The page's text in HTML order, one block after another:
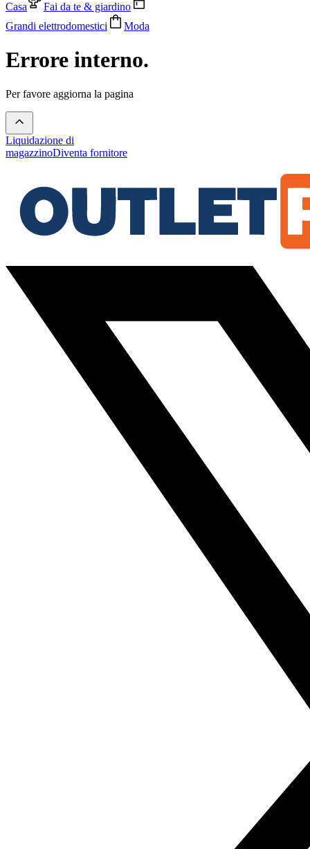
Casa
Fai da te & giardino
Grandi elettrodomestici
Moda
Errore interno.
Per favore aggiorna la pagina
Liquidazione di
magazzinoDiventa fornitore